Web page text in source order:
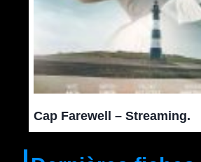
Cap Farewell – Streaming.